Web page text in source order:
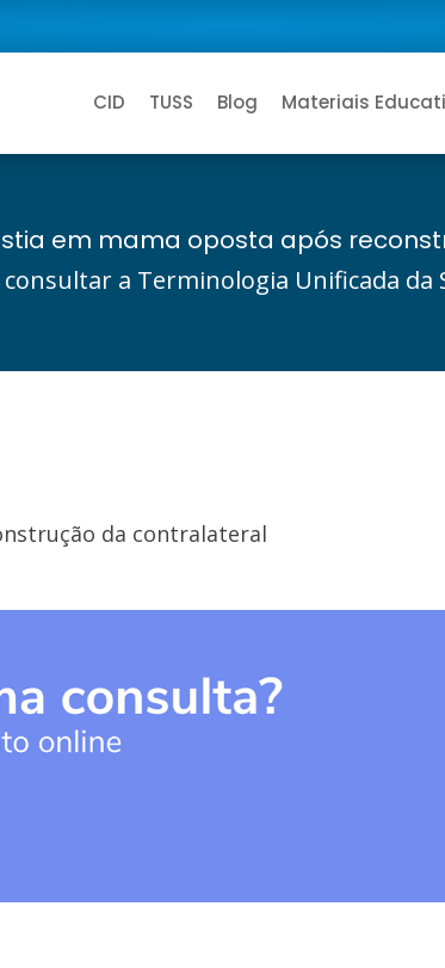
CID TUSS Blog Materiais
em mama oposta após
consultar a Terminologia Unificada da
da contralateral